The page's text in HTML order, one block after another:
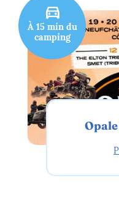
directions_car
À 15 min du
camping